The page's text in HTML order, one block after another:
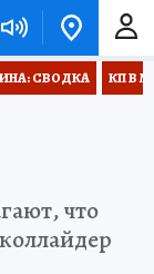
СВОДКА КП В
что